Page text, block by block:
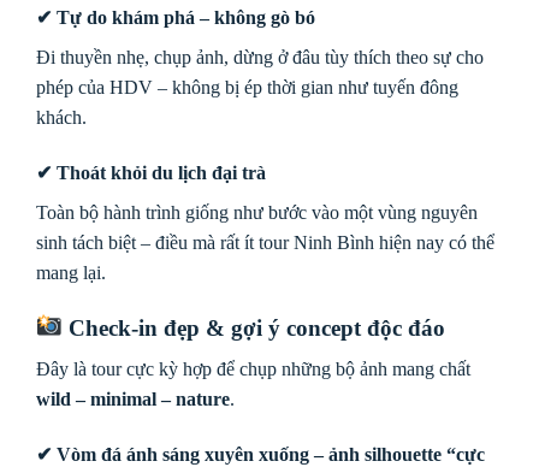
✔ Tự do khám phá – không gò bó
Đi thuyền nhẹ, chụp ảnh, dừng ở đâu tùy thích theo sự cho
phép của HDV – không bị ép thời gian như tuyến đông
khách.
✔ Thoát khỏi du lịch đại trà
Toàn bộ hành trình giống như bước vào một vùng nguyên
sinh tách biệt – điều mà rất ít tour Ninh Bình hiện nay có thể
mang lại.
Check-in đẹp & gợi ý concept độc đáo
Đây là tour cực kỳ hợp để chụp những bộ ảnh mang chất
wild – minimal – nature.
✔ Vòm đá ánh sáng xuyên xuống – ảnh silhouette “cực